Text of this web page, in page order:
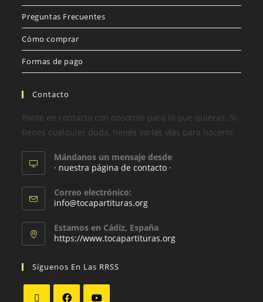
Preguntas Frecuentes
Cómo comprar
Formas de pago
Contacto
Ponte en contacto con nosotros para lo que quieras. Si
tienes cualquier duda, tienes varias vías para hacerlo:
Mándanos un mensaje desde
· nuestra página de contacto ·
Correo electrónico:
info@tocapartituras.org
Estamos en Cádiz, España
https://www.tocapartituras.org
Síguenos En Las RRSS